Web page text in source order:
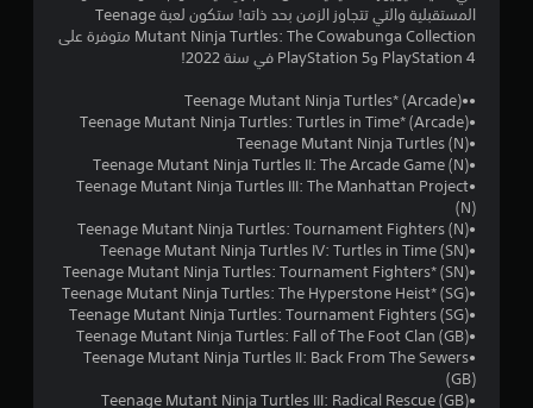
و
م
ن
إ
ج
م
ا
المستقبلية والتي تتجاوز الزمن بحد ذاته! ستكون لعبة Teenage
Mutant Ninja Turtles: The Cowabunga Collection متوفرة على
PlayStation 4 وPlayStation 5 في سنة 2022!
••Teenage Mutant Ninja Turtles* (Arcade)
•Teenage Mutant Ninja Turtles: Turtles in Time* (Arcade)
•Teenage Mutant Ninja Turtles (N)
•Teenage Mutant Ninja Turtles II: The Arcade Game (N)
•Teenage Mutant Ninja Turtles III: The Manhattan Project
(N)
•Teenage Mutant Ninja Turtles: Tournament Fighters (N)
•Teenage Mutant Ninja Turtles IV: Turtles in Time (SN)
•Teenage Mutant Ninja Turtles: Tournament Fighters* (SN)
•Teenage Mutant Ninja Turtles: The Hyperstone Heist* (SG)
•Teenage Mutant Ninja Turtles: Tournament Fighters (SG)
•Teenage Mutant Ninja Turtles: Fall of The Foot Clan (GB)
•Teenage Mutant Ninja Turtles II: Back From The Sewers
(GB)
•(Teenage Mutant Ninja Turtles III: Radical Rescue (GB